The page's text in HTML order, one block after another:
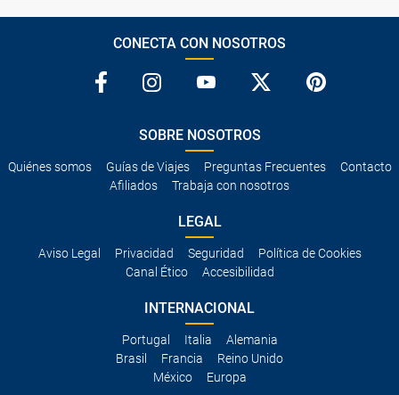
CONECTA CON NOSOTROS
SOBRE NOSOTROS
Quiénes somos Guías de Viajes Preguntas Frecuentes
Contacto
Afiliados
Trabaja con nosotros
LEGAL
Aviso Legal Privacidad Seguridad
Política de Cookies
Canal Ético
Accesibilidad
INTERNACIONAL
Portugal Italia
Alemania
Brasil
Francia
Reino Unido
México
Europa